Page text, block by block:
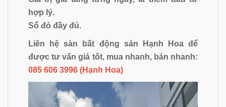
hợp lý.
Sổ đỏ đầy đủ.
Liên hệ sàn bất động sản Hạnh Hoa để
được tư vấn giá tốt, mua nhanh, bán nhanh:
085 606 3996 (Hạnh Hoa)